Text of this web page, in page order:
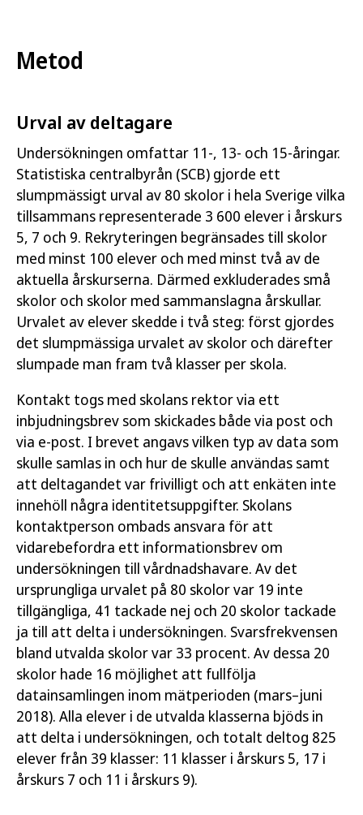
Metod
Urval av deltagare
Undersökningen omfattar 11-, 13- och 15-åringar.
Statistiska centralbyrån (SCB) gjorde ett
slumpmässigt urval av 80 skolor i hela Sverige vilka
tillsammans representerade 3 600 elever i årskurs
5, 7 och 9. Rekryteringen begränsades till skolor
med minst 100 elever och med minst två av de
aktuella årskurserna. Därmed exkluderades små
skolor och skolor med sammanslagna årskullar.
Urvalet av elever skedde i två steg: först gjordes
det slumpmässiga urvalet av skolor och därefter
slumpade man fram två klasser per skola.
Kontakt togs med skolans rektor via ett
inbjudningsbrev som skickades både via post och
via e-post. I brevet angavs vilken typ av data som
skulle samlas in och hur de skulle användas samt
att deltagandet var frivilligt och att enkäten inte
innehöll några identitetsuppgifter. Skolans
kontaktperson ombads ansvara för att
vidarebefordra ett informationsbrev om
undersökningen till vårdnadshavare. Av det
ursprungliga urvalet på 80 skolor var 19 inte
tillgängliga, 41 tackade nej och 20 skolor tackade
ja till att delta i undersökningen. Svarsfrekvensen
bland utvalda skolor var 33 procent. Av dessa 20
skolor hade 16 möjlighet att fullfölja
datainsamlingen inom mätperioden (mars–juni
2018). Alla elever i de utvalda klasserna bjöds in
att delta i undersökningen, och totalt deltog 825
elever från 39 klasser: 11 klasser i årskurs 5, 17 i
årskurs 7 och 11 i årskurs 9).